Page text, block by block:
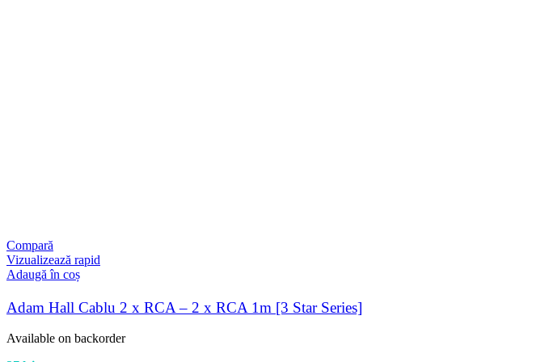
Compară
Vizualizează rapid
Adaugă în coș
Adam Hall Cablu 2 x RCA – 2 x RCA 1m [3 Star Series]
Available on backorder